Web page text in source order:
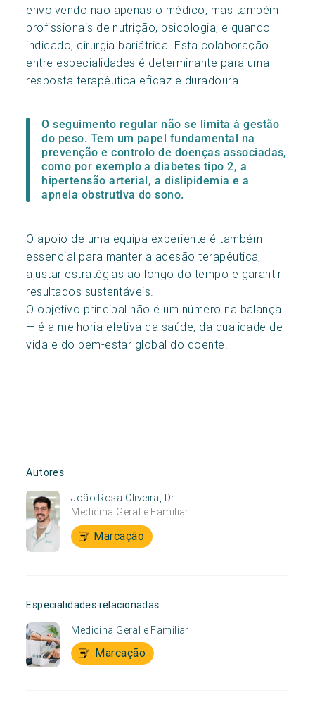
envolvendo não apenas o médico, mas também
profissionais de nutrição, psicologia, e quando
indicado, cirurgia bariátrica. Esta colaboração
entre especialidades é determinante para uma
resposta terapêutica eficaz e duradoura.
O seguimento regular não se limita à gestão
do peso. Tem um papel fundamental na
prevenção e controlo de doenças associadas,
como por exemplo a diabetes tipo 2, a
hipertensão arterial, a dislipidemia e a
apneia obstrutiva do sono.
O apoio de uma equipa experiente é também
essencial para manter a adesão terapêutica,
ajustar estratégias ao longo do tempo e garantir
resultados sustentáveis.
O objetivo principal não é um número na balança
— é a melhoria efetiva da saúde, da qualidade de
vida e do bem-estar global do doente.
Autores
João Rosa Oliveira, Dr.
Medicina Geral e Familiar
Marcação
Especialidades relacionadas
Medicina Geral e Familiar
Marcação